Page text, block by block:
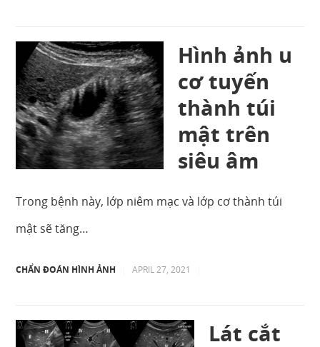
Hình ảnh u
cơ tuyến
thành túi
mật trên
siêu âm
Trong bệnh này, lớp niêm mạc và lớp cơ thành túi
mật sẽ tăng…
CHẨN ĐOÁN HÌNH ẢNH APRIL 27, 2021
Lát cắt